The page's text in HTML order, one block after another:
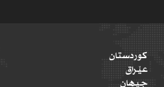
کوردستان
عێراق
جیهان